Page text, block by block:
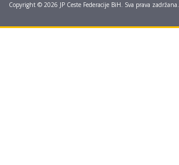
Copyright © 2026 JP Ceste Federacije BiH. Sva prava zadržana.